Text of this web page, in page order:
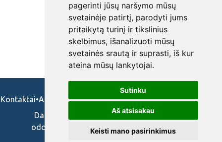
pagerinti jūsų naršymo mūsų
svetainėje patirtį, parodyti jums
pritaikytą turinį ir tikslinius
skelbimus, išanalizuoti mūsų
svetainės srautą ir suprasti, iš kur
ateina mūsų lankytojai.
Sutinku
Aš atsisakau
Keisti mano pasirinkimus
Kontaktai•Apie mus•Naudojimosi taisykės•Privatumo politika
Darbo skelbimai ir pasiūlymai: gydytojams,
odontologams, slaugytojams, veterinarams,